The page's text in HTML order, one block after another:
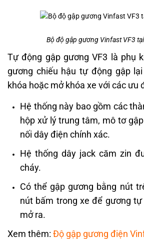
Bộ độ gập gương Vinfast VF3
Tự động gập gương VF3 là phụ
gương chiếu hậu tự động gập
khóa hoặc mở khóa xe với các ưu
Hệ thống này bao gồm các
hộp xử lý trung tâm, mô tơ
nối dây điện chính xác.
Hệ thống dây jack căm zin
cháy.
Có thể gập gương bằng nút
nút bấm trong xe để gương
mở ra.
Xem thêm: Độ gập gương điện